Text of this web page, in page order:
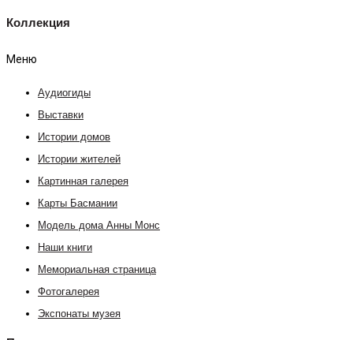
Коллекция
Меню
Аудиогиды
Выставки
Истории домов
Истории жителей
Картинная галерея
Карты Басмании
Модель дома Анны Монс
Наши книги
Мемориальная страница
Фотогалерея
Экспонаты музея